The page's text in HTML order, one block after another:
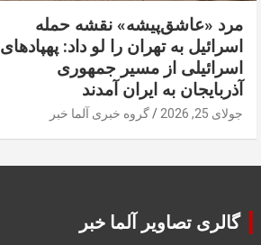
مرد «عاشق‌پیشه» نقشه حمله
اسرائیل به تهران را لو داد: پهپادهای
اسرائیلی از مسیر جمهوری
آذربایجان به ایران آمدند
جولای 25, 2026 گروه خبری آلما خبر
گالری تصاویر آلما خبر